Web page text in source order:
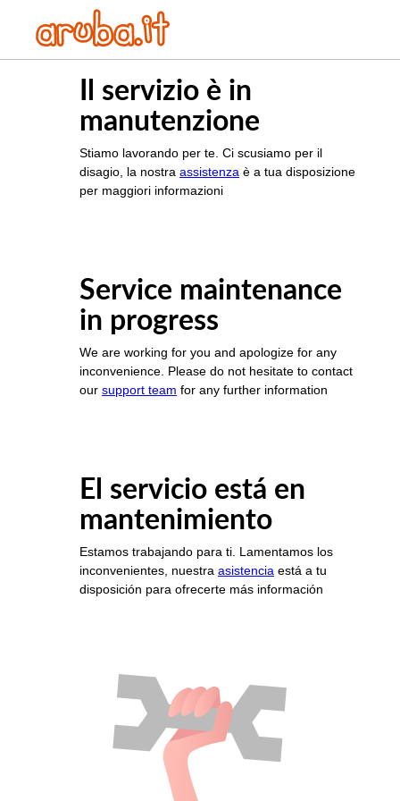
Il servizio è in
manutenzione
Stiamo lavorando per te. Ci scusiamo per il
disagio, la nostra assistenza è a tua disposizione
per maggiori informazioni
Service maintenance
in progress
We are working for you and apologize for any
inconvenience. Please do not hesitate to contact
our support team for any further information
El servicio está en
mantenimiento
Estamos trabajando para ti. Lamentamos los
inconvenientes, nuestra asistencia está a tu
disposición para ofrecerte más información